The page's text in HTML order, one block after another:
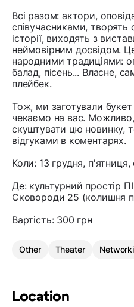
Всі разом: актори,
співучасниками,
історії, виходять з
неймовірним досвідом.
народними традиціями:
балад, пісень... Власне,
плейбек.
Тож, ми заготували
чекаємо на вас.
скуштувати цю новинку,
відгуками в коментарях.
Коли: 13 грудня, п'ятниця,
Де: культурний простір
Сковороди 25 (колишня
Вартість: 300 грн
Other Theater
Location